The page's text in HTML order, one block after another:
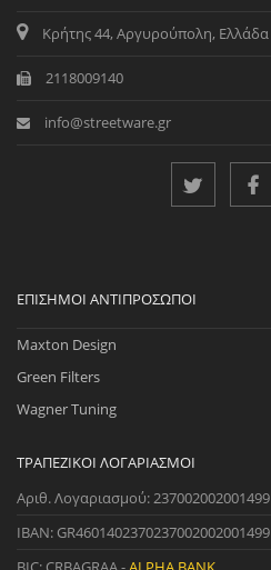
Κρήτης 44, Αργυρούπολη, Ελλάδα
2118009140
info@streetware.gr
ΕΠΊΣΗΜΟΙ ΑΝΤΙΠΡΌΣΩΠΟΙ
Maxton Design
Green Filters
Wagner Tuning
ΤΡΑΠΕΖΙΚΟΊ ΛΟΓΑΡΙΑΣΜΟΊ
Αριθ. Λογαριασμού: 237002002001499
IBAN: GR4601402370237002002001499